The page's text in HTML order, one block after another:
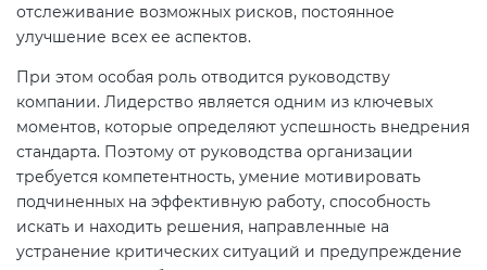
отслеживание возможных рисков, постоянное
улучшение всех ее аспектов.
При этом особая роль отводится руководству
компании. Лидерство является одним из ключевых
моментов, которые определяют успешность внедрения
стандарта. Поэтому от руководства организации
требуется компетентность, умение мотивировать
подчиненных на эффективную работу, способность
искать и находить решения, направленные на
устранение критических ситуаций и предупреждение